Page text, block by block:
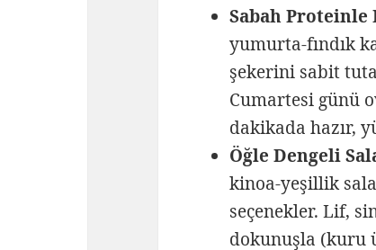
Sabah Proteinle
yumurta-fındık
şekerini sabit
Cumartesi günü
dakikada hazır,
Öğle Dengeli
kinoa-yeşillik
seçenekler. Lif,
dokunuşla (kuru